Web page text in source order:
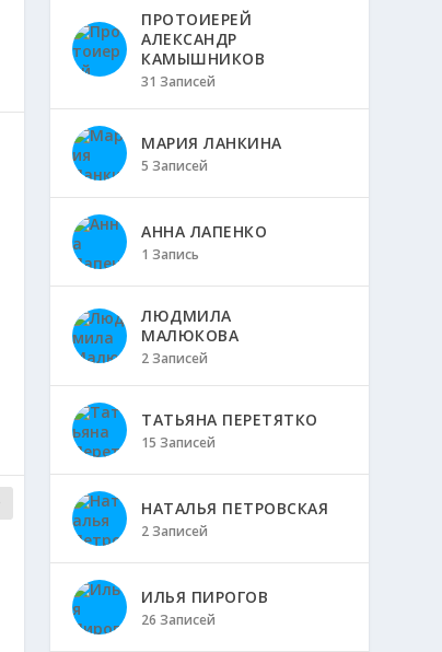
ПРОТОИЕРЕЙ
АЛЕКСАНДР
КАМЫШНИКОВ
31 Записей
МАРИЯ ЛАНКИНА
5 Записей
АННА ЛАПЕНКО
1 Запись
ЛЮДМИЛА
МАЛЮКОВА
2 Записей
ТАТЬЯНА ПЕРЕТЯТКО
15 Записей
НАТАЛЬЯ ПЕТРОВСКАЯ
2 Записей
ИЛЬЯ ПИРОГОВ
26 Записей